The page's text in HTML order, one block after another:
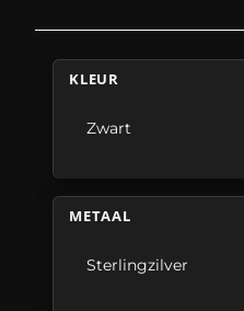
KLEUR
Zwart
METAAL
Sterlingzilver